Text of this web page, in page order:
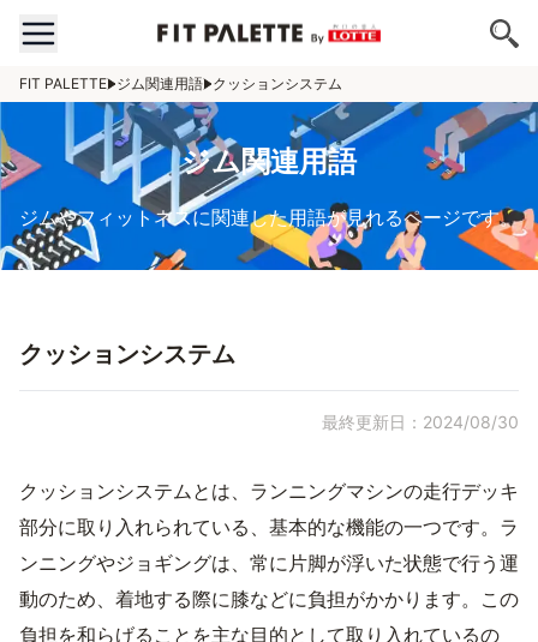
FIT PALETTE ジム関連用語 クッションシステム
ジム関連用語
ジムやフィットネスに関連した用語が見れるページです。
クッションシステム
最終更新日：2024/08/30
クッションシステムとは、ランニングマシンの走行デッキ
部分に取り入れられている、基本的な機能の一つです。ラ
ンニングやジョギングは、常に片脚が浮いた状態で行う運
動のため、着地する際に膝などに負担がかかります。この
負担を和らげることを主な目的として取り入れているの